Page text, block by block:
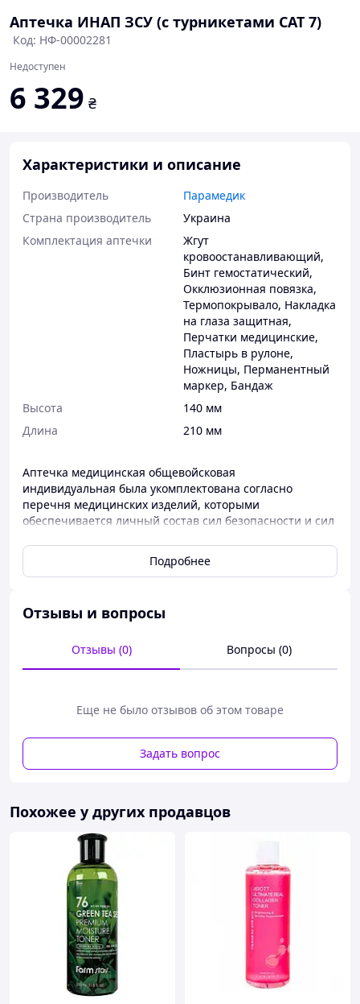
Аптечка ИНАП ЗСУ (с турникетами CAT 7)
Код: НФ-00002281
Недоступен
6 329 ₴
Характеристики и описание
Производитель
Парамедик
Страна производитель
Украина
Комплектация аптечки
Жгут
кровоостанавливающий,
Бинт гемостатический,
Окклюзионная повязка,
Термопокрывало, Накладка
на глаза защитная,
Перчатки медицинские,
Пластырь в рулоне,
Ножницы, Перманентный
маркер, Бандаж
Высота
140 мм
Длина
210 мм
Аптечка медицинская общевойсковая
индивидуальная была укомплектована согласно
перечня медицинских изделий, которыми
обеспечивается личный состав сил безопасности и сил
общевойсковых (АМЗІ), по приказу Министерства
обороны Украины 24 июля 2024 года №506
Аптечка военная тактическая ИНАП разработана таким
устранить экстренное кровотечение конечностей,
повреждение грудной клетки (известное как открытый
ситуации.
ткани с камуфляжем пиксель, а стенки подсумка
усилены пластиковыми вставками, чтобы защитить
крепится к подсумку эластичным витым шнуром.
Аптечный подсумок содержит турникетный подсумок,
который можно разместить на разгрузке, бронежилете,
поясе или рюкзаке благодаря наличию строп системы
Сзади аптечки также есть стропы системы MOLE,
чтобы крепить ее на снаряжении.
Применение:
Аптечка военная тактическая ИНАП содержит в себе
Подробнее
Отзывы и вопросы
Отзывы (0) Вопросы (0)
Еще не было отзывов об этом товаре
Задать вопрос
Похожее у других продавцов